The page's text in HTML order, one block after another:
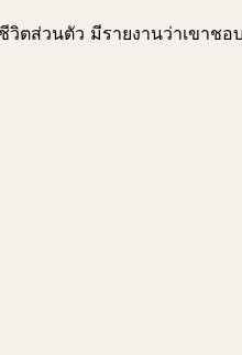
วิตส่วนตัว มีรายงานว่าเขาช